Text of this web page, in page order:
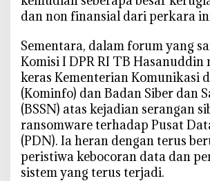
dan non finansial dari perkara
Sementara, dalam forum yang
Komisi I DPR RI TB
keras Kementerian Komunikasi
(Kominfo) dan Badan Siber dan
(BSSN) atas kejadian serangan
ransomware terhadap Pusat
(PDN). Ia heran dengan terus
peristiwa kebocoran data dan
sistem yang terus terjadi.